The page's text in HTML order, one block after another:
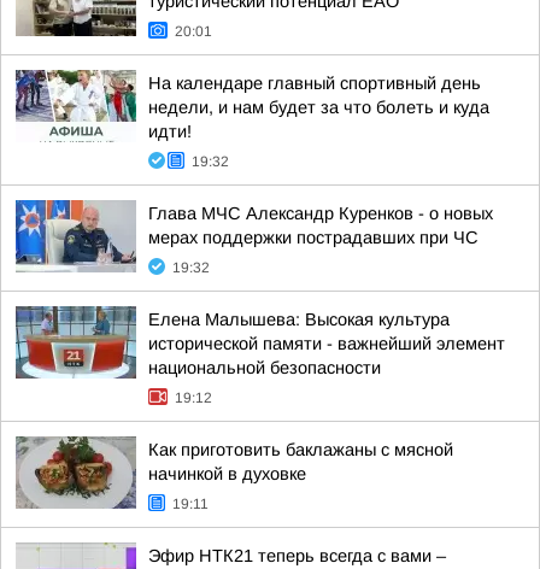
20:01
На календаре главный спортивный день
недели, и нам будет за что болеть и куда
идти!
19:32
Глава МЧС Александр Куренков - о новых
мерах поддержки пострадавших при ЧС
19:32
Елена Малышева: Высокая культура
исторической памяти - важнейший элемент
национальной безопасности
19:12
Как приготовить баклажаны с мясной
начинкой в духовке
19:11
Эфир НТК21 теперь всегда с вами –